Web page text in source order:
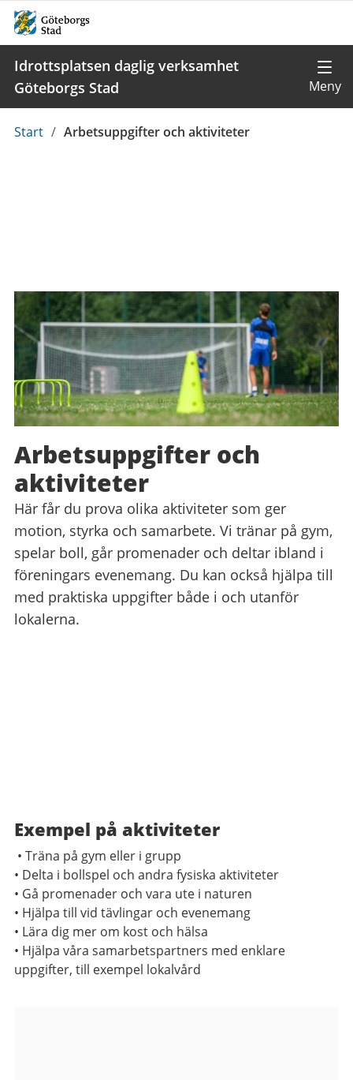
Idrottsplatsen daglig verksamhet
Göteborgs Stad
Du
Start / Arbetsuppgifter och aktiviteter
Arbetsuppgifter och
aktiviteter
Här får du prova olika aktiviteter som ger
motion, styrka och samarbete. Vi tränar på gym,
spelar boll, går promenader och deltar ibland i
föreningars evenemang. Du kan också hjälpa till
med praktiska uppgifter både i och utanför
lokalerna.
Exempel på aktiviteter
• Träna på gym eller i grupp
• Delta i bollspel och andra fysiska aktiviteter
• Gå promenader och vara ute i naturen
• Hjälpa till vid tävlingar och evenemang
• Lära dig mer om kost och hälsa
• Hjälpa våra samarbetspartners med enklare
uppgifter, till exempel lokalvård